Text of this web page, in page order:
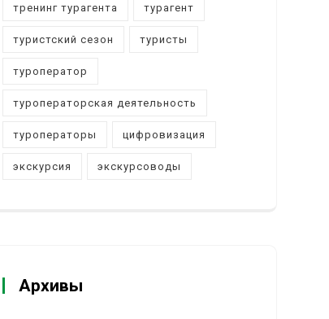
тренинг турагента турагент
туристский сезон туристы
туроператор
туроператорская деятельность
туроператоры цифровизация
экскурсия экскурсоводы
Архивы